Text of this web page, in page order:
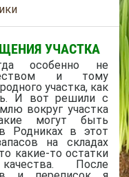
УЧАСТКА
особенно не
и тому
участка, как
И вот решили с
вокруг участка
могут быть
Родниках в этот
на складах
какие-то остатки
После